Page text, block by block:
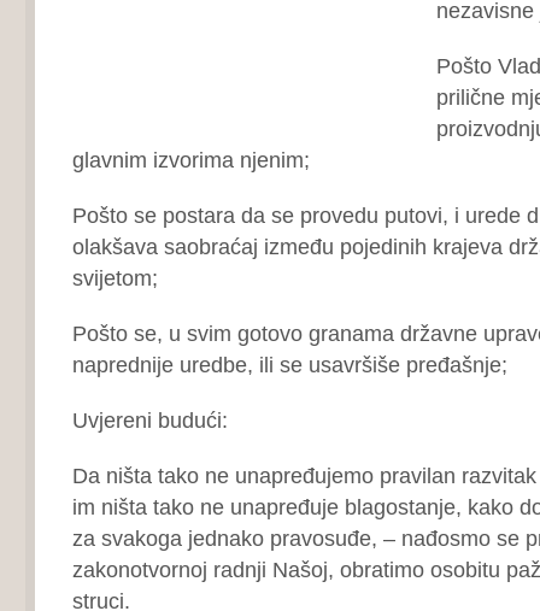
Pošto
prilične
glavnim izvorima njenim;
Pošto se postara da se provedu putovi, i urede
olakšava saobraćaj između pojedinih krajeva
svijetom;
Pošto se, u svim gotovo granama državne
naprednije uredbe, ili se usavršiše pređašnje;
Uvjereni budući:
Da ništa tako ne unapređujemo pravilan
im ništa tako ne unapređuje blagostanje, kako
za svakoga jednako pravosuđe, – nađosmo se
zakonotvornoj radnji Našoj, obratimo osobitu
struci.